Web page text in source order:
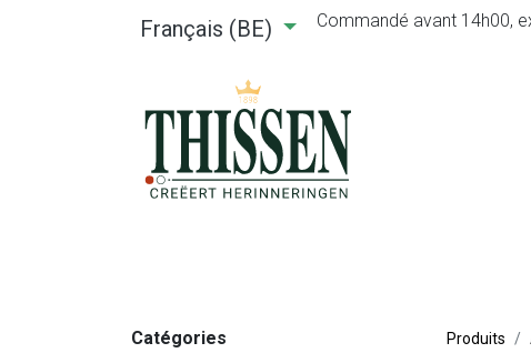
Français (BE) Commandé avant 14h00,
Catégories
Produits